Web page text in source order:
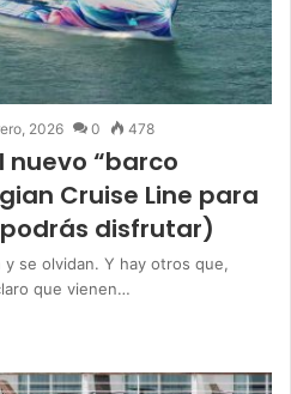
2026 0 478
nuevo “barco
Cruise Line para
disfrutar)
se olvidan. Y hay otros que,
que vienen…